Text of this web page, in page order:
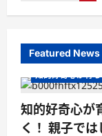
Featured News
知的好奇心が育
知的好奇心が
く！ 親子で